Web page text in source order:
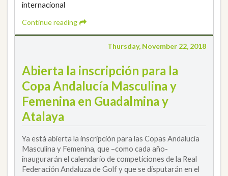
internacional
Continue reading
Thursday, November 22, 2018
Abierta la inscripción para la
Copa Andalucía Masculina y
Femenina en Guadalmina y
Atalaya
Ya está abierta la inscripción para las Copas Andalucía
Masculina y Femenina, que –como cada año-
inaugurarán el calendario de competiciones de la Real
Federación Andaluza de Golf y que se disputarán en el